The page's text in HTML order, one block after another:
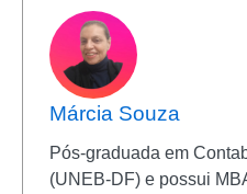
Márcia Souza
Pós-graduada em
(UNEB-DF) e possui